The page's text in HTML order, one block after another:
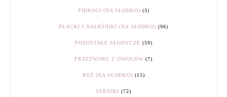
PIEROGI (NA SŁODKO) (3)
PLACKI I NALEŚNIKI (NA SŁODKO) (96)
POZOSTAŁE SŁODYCZE (59)
PRZETWORY Z OWOCÓW (7)
RYŻ (NA SŁODKO) (15)
SERNIKI (72)